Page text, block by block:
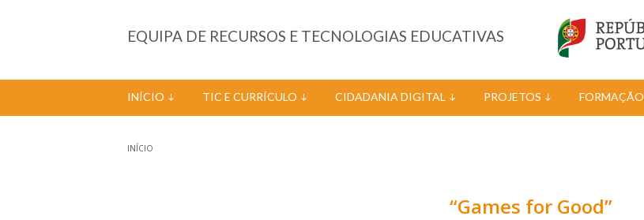
EQUIPA DE RECURSOS E TECNOLOGIAS EDUCATIVAS
INÍCIO TIC E CURRÍCULO CIDADANIA DIGITAL PROJETOS FORMAÇÃO
INÍCIO
“Games for Good”